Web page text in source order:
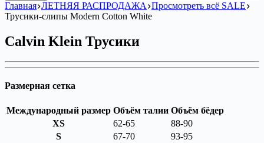
Главная ЛЕТНЯЯ РАСПРОДАЖА Просмотреть всё SALE
Трусики-слипы Modern Cotton White
Calvin Klein Трусики
Размерная сетка
Международный размер Объём талии Объём бёдер
XS
62-65
88-90
S
67-70
93-95